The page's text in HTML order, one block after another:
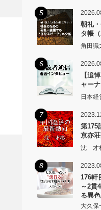
5
朝礼
タ帳
角田識
6
【追
ャー
日本
7
第175
京亦
沈 才
8
176
～2貫
る異
大久保